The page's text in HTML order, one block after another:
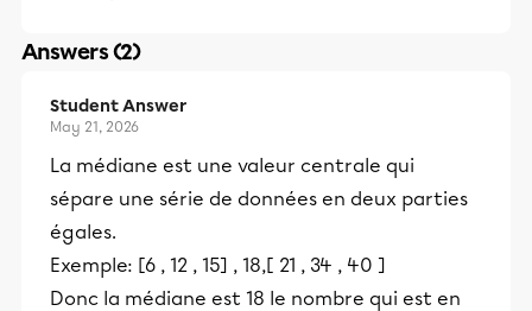
Answers (2)
Student Answer
May 21, 2026
La médiane est une valeur centrale qui
sépare une série de données en deux parties
égales.
Exemple: [6 , 12 , 15] , 18,[ 21 , 34 , 40 ]
Donc la médiane est 18 le nombre qui est en